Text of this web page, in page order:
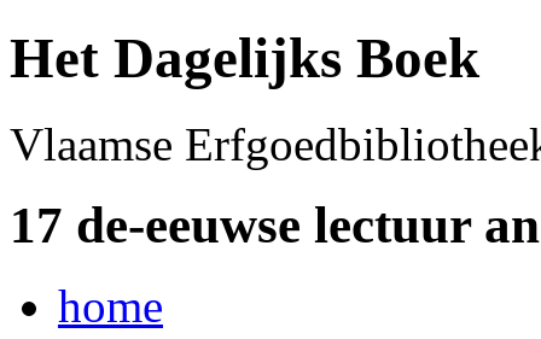
Het Dagelijks Boek
Vlaamse
17 de-eeuwse lectuur
home